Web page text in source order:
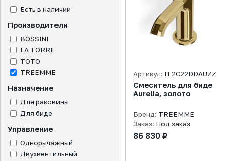
Есть в наличии
Производители
BOSSINI
LA TORRE
TOTO
TREEMME
Назначение
Для раковины
Для биде
Управление
Однорычажный
Двухвентильный
Артикул: IT2C22DDAUZZ
Смеситель для биде
Aurelia, золото
Бренд: TREEMME
Заказ: Под заказ
86 830 ₽